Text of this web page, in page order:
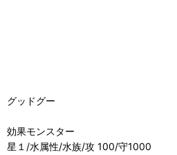
グッドグー
効果モンスター
星１/水属性/水族/攻 100/守1000